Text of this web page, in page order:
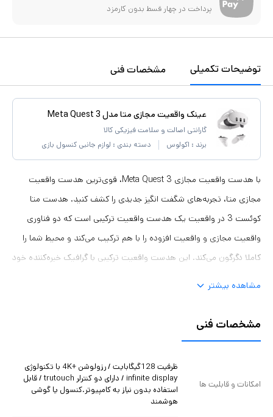
پرداخت در چهار قسط بدون کارمزد
توضیحات تکمیلی مشخصات فنی
عینک واقعیت مجازی متا مدل Meta Quest 3
گارانتی اصالت و سلامت فیزیکی کالا
برند : اکولوس دسته بندی : لوازم جانبی کنسول بازی
با هدست واقعیت مجازی Meta Quest 3، قوی‌ترین هدست واقعیت
مجازی متا، تجربه‌های شگفت انگیز جدیدی را کشف کنید. هدست متا
کوئست 3 در واقعیت یک هدست واقعیت ترکیبی است که دو فناوری
واقعیت مجازی و واقعیت افزوده را با هم ترکیب می‌کند و محیط شما را
کاملا دگرگون می‌کند. این هدست واقعیت ترکیبی با گرافیک خیره‌کننده خود
کنید و از صدها اپلیکیشن مخصوص واقعیت مجازی و افزوده استفاده
هدست واقعیت ترکیبی به نسل دو پردازنده Qualcomm Snapdragon
XR2 مجهز است که با عملکردی خیره‌کننده، جزئیاتی به شدت دقیق را اجرا
مشاهده بیشتر
مشخصات فنی
امکانات و قابلیت ها
ظرفیت 128گیگابایت / رزولوشن +4K با تکنولوژی
infinite display / دارای دو کنترلر trutouch / قابل
استفاده بدون نیاز به کامپیوتر.کنسول یا گوشی
هوشمند